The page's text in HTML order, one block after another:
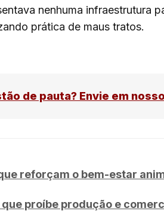
nenhuma infraestrutura
prática de maus tratos.
de pauta? Envie em
reforçam o bem-estar
que proíbe produção e